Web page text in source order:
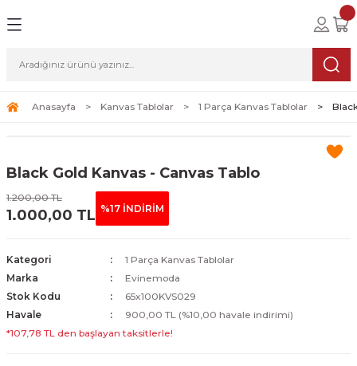
Tablolar
Tablolar
Tablolar
Sanat
Anasayfa Kanvas Tablolar 1 Parça Kanvas Tablolar
Black Gold Kanvas - Canvas Tablo
1.200,00 TL
1.000,00 TL %17 İNDİRİM
Kategori
1 Parça Kanvas Tablolar
Marka
Evinemoda
Stok Kodu
65x100KVS029
Havale
900,00 TL (%10,00 havale indirimi)
*107,78 TL den başlayan taksitlerle!